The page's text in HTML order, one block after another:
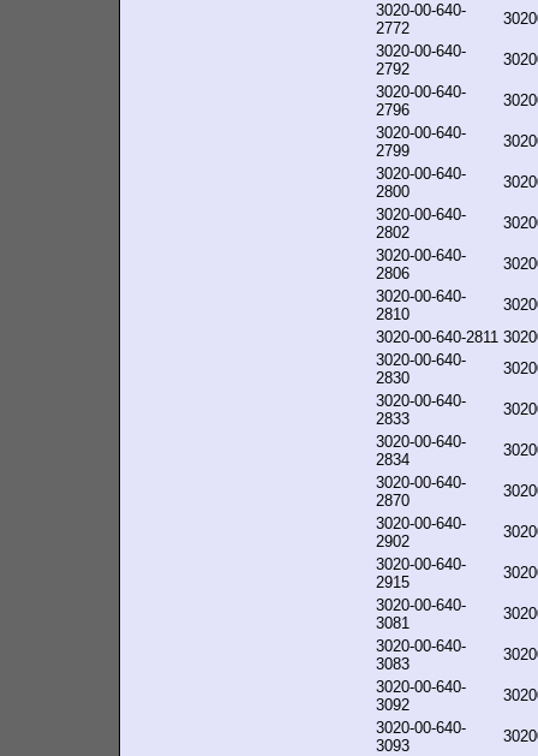
3020-00-640-
2772
3020-00-640-
2792
3020-00-640-
2796
3020-00-640-
2799
3020-00-640-
2800
3020-00-640-
2802
3020-00-640-
2806
3020-00-640-
2810
3020-00-640-2811
3020-00-640-
2830
3020-00-640-
2833
3020-00-640-
2834
3020-00-640-
2870
3020-00-640-
2902
3020-00-640-
2915
3020-00-640-
3081
3020-00-640-
3083
3020-00-640-
3092
3020-00-640-
3093